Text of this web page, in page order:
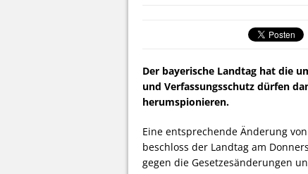
Der bayerische Landtag hat die
und Verfassungsschutz dürfen
herumspionieren.
Eine entsprechende Änderung
beschloss der Landtag am
gegen die Gesetzesänderungen